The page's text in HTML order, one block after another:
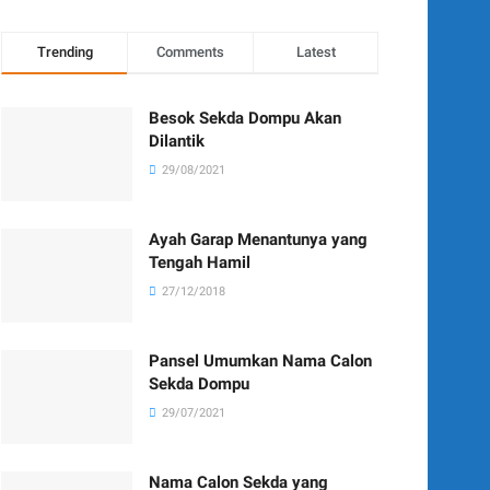
Trending Comments Latest
Besok Sekda Dompu Akan
Dilantik
29/08/2021
Ayah Garap Menantunya yang
Tengah Hamil
27/12/2018
Pansel Umumkan Nama Calon
Sekda Dompu
29/07/2021
Nama Calon Sekda yang